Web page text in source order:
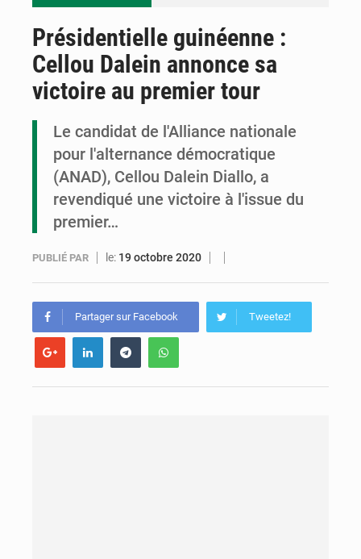
Le Congo se dote d’un programme national pour valoriser les produits forestiers non ligneux
Présidentielle guinéenne :
Cellou Dalein annonce sa
victoire au premier tour
Le candidat de l'Alliance nationale
pour l'alternance démocratique
(ANAD), Cellou Dalein Diallo, a
revendiqué une victoire à l'issue du
premier…
PUBLIÉ PAR le: 19 octobre 2020
Partager sur Facebook Tweetez!